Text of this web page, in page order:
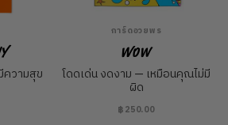
ความสุข
การ์ดอวยพร
Wow
โดดเด่น งดงาม — เหมือนคุณไม่มี
ผิด
฿250.00